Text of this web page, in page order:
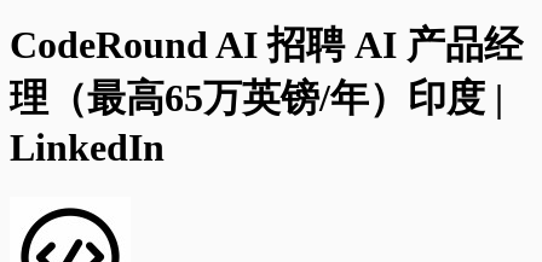
CodeRound AI 招聘 AI 产品经
理（最高65万英镑/年）印度 |
LinkedIn